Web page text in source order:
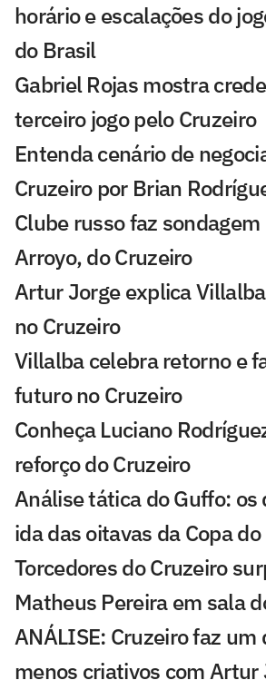
horário e escalações do
do Brasil
Gabriel Rojas mostra
terceiro jogo pelo Cruzeiro
Entenda cenário de
Cruzeiro por Brian
Clube russo faz
Arroyo, do Cruzeiro
Artur Jorge explica
no Cruzeiro
Villalba celebra retorno e
futuro no Cruzeiro
Conheça Luciano
reforço do Cruzeiro
Análise tática do Guffo: os
ida das oitavas da Copa
Torcedores do Cruzeiro
Matheus Pereira em sala
ANÁLISE: Cruzeiro faz um
menos criativos com Artur